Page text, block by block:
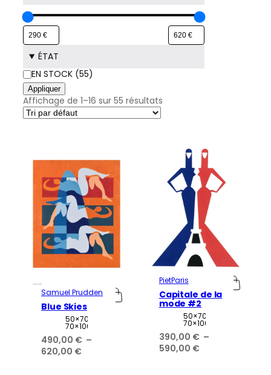
ÉTAT
DISPONIBILITÉ
EN STOCK (55)
Appliquer
Affichage de 1–16 sur 55 résultats
Samuel Prudden
Blue Skies
Attributs
50×70,
70×100
490,00 € –
620,00 €Plage
PietParis
Capitale de la
mode #2
Attributs
50×70,
70×100
390,00 € –
590,00 €Plage